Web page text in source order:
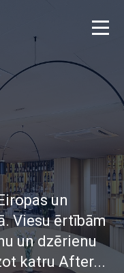
un
Viesu ērtībām
un dzērienu
katru After...